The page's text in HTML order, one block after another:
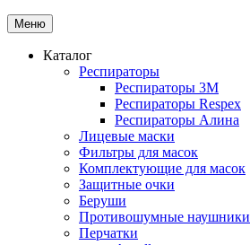
Меню
Каталог
Респираторы
Респираторы 3M
Респираторы Respex
Респираторы Алина
Лицевые маски
Фильтры для масок
Комплектующие для масок
Защитные очки
Беруши
Противошумные наушники
Перчатки